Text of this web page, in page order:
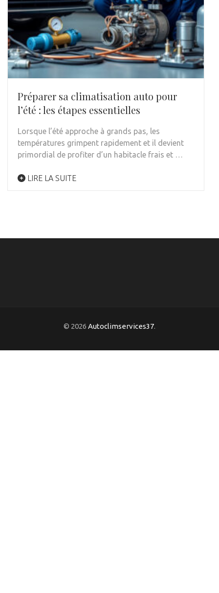
Préparer sa climatisation auto pour
l’été : les étapes essentielles
Lorsque l’été approche à grands pas, les
températures grimpent rapidement et il devient
primordial de profiter d’un habitacle frais et …
LIRE LA SUITE
© 2026 Autoclimservices37.